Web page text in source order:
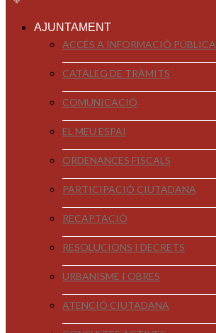
AJUNTAMENT
ACCÉS A INFORMACIÓ PÚBLICA
CATÀLEG DE TRÀMITS
COMUNICACIÓ
EL MEU ESPAI
ORDENANCES FISCALS
PARTICIPACIÓ CIUTADANA
RECAPTACIÓ
RESOLUCIONS I DECRETS
URBANISME I OBRES
ATENCIÓ CIUTADANA